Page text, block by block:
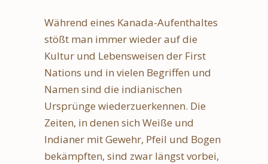
Während eines Kanada-Aufenthaltes
stößt man immer wieder auf die
Kultur und Lebensweisen der First
Nations und in vielen Begriffen und
Namen sind die indianischen
Ursprünge wiederzuerkennen. Die
Zeiten, in denen sich Weiße und
Indianer mit Gewehr, Pfeil und Bogen
bekämpften, sind zwar längst vorbei,